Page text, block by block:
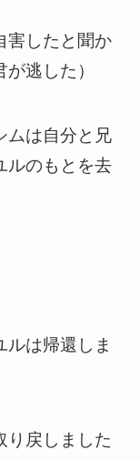
害したと聞か
逃した）
ムは自分と兄
ルのもとを去
ルは帰還しま
り戻しました